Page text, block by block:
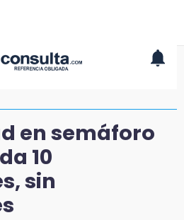
en semáforo
10
sin